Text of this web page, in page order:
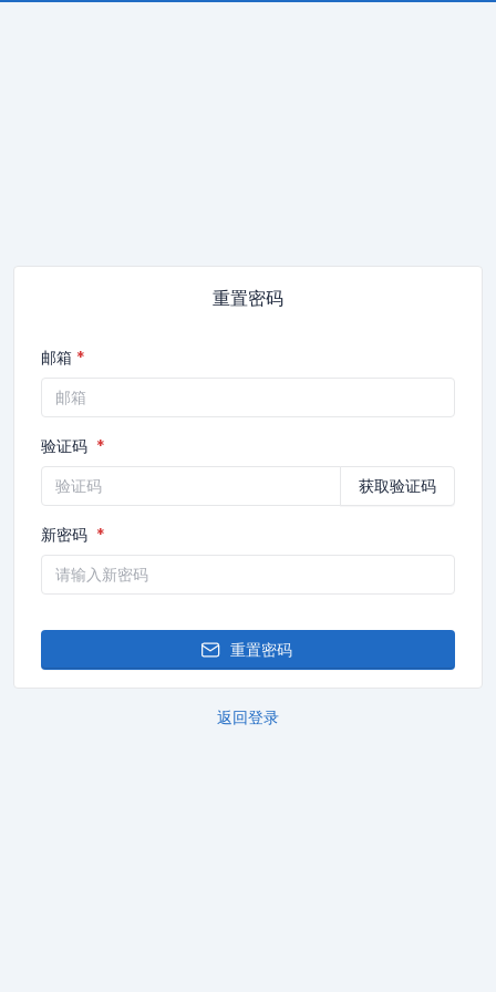
重置密码
邮箱
验证码
获取验证码
新密码
重置密码
返回登录